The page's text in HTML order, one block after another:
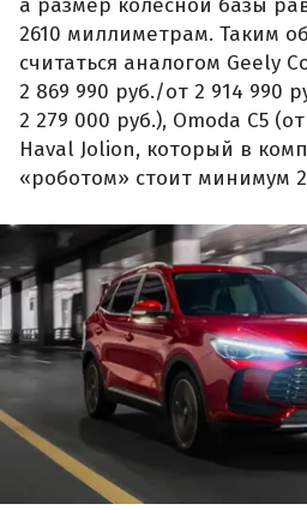
а размер колесной базы
2610 миллиметрам. Таким
считаться аналогом Geely
2 869 990 руб./от 2 914 990
2 279 000 руб.), Omoda C5
Haval Jolion, который в
«роботом» стоит минимум